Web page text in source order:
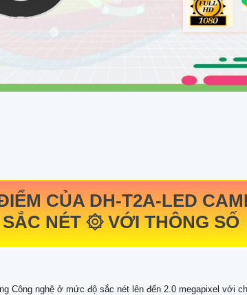
CỦA DH-T2A-LED
SẮC NÉT ۞ VỚI THÔNG SỐ
Công nghệ ở mức độ sắc nét lên đến 2.0 megapixel với